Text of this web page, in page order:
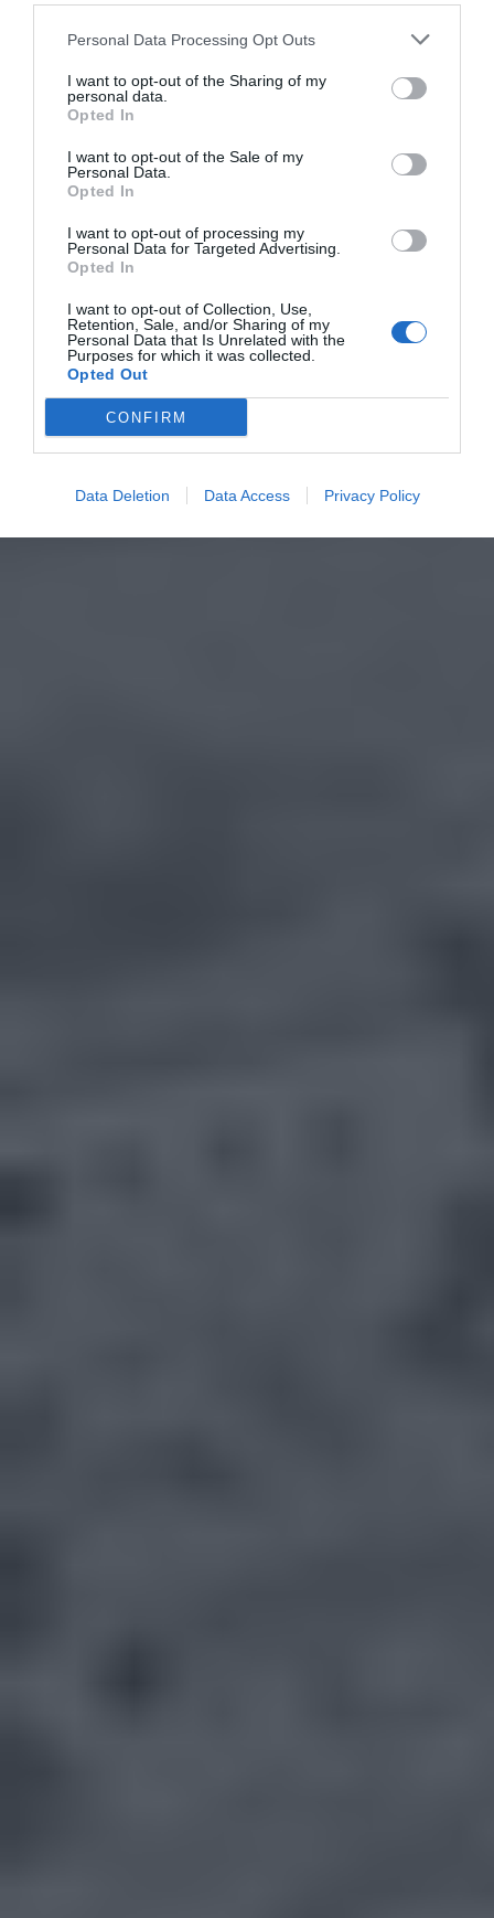
Personal Data Processing Opt Outs
I want to opt-out of the Sharing of my
personal data.
Opted In
I want to opt-out of the Sale of my
Personal Data.
Opted In
I want to opt-out of processing my
Personal Data for Targeted Advertising.
Opted In
I want to opt-out of Collection, Use,
Retention, Sale, and/or Sharing of my
Personal Data that Is Unrelated with the
Purposes for which it was collected.
Opted Out
CONFIRM
Data Deletion Data Access Privacy Policy